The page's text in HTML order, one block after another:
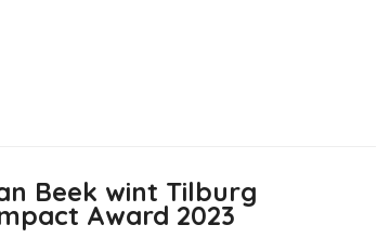
Beek wint Tilburg
Award 2023